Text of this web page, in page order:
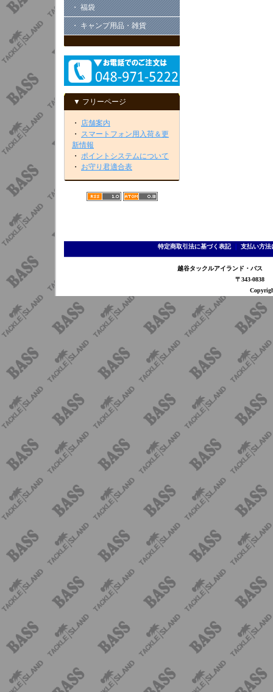
・ 福袋
・ キャンプ用品・雑貨
▼ フリーページ
・ 店舗案内
・ スマートフォン用入荷＆更
新情報
・ ポイントシステムについて
・ お守り君適合表
特定商取引法に基づく表記｜ 支払い方法
越谷タックルアイランド・バ
〒343-0838